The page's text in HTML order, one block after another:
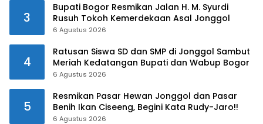
3
Bupati Bogor Resmikan Jalan H. M. Syurdi
Rusuh Tokoh Kemerdekaan Asal Jonggol
6 Agustus 2026
4
Ratusan Siswa SD dan SMP di Jonggol Sambut
Meriah Kedatangan Bupati dan Wabup Bogor
6 Agustus 2026
5
Resmikan Pasar Hewan Jonggol dan Pasar
Benih Ikan Ciseeng, Begini Kata Rudy-Jaro!!
6 Agustus 2026